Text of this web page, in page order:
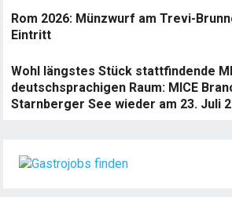
Rom 2026: Münzwurf am Trevi-
Eintritt
Wohl längstes Stück stattfindende
deutschsprachigen Raum: MICE
Starnberger See wieder am 23. Juli